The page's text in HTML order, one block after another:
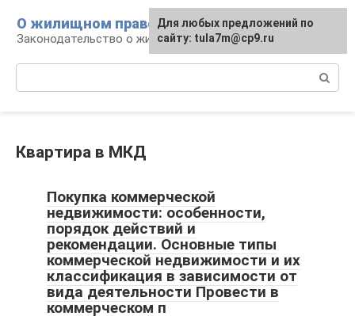
контенту
О жилищном праве
Законодательство о жилье и земле
Квартира в МКД
Покупка коммерческой
недвижимости: особенности,
порядок действий и
рекомендации. Основные типы
коммерческой недвижимости и их
классификация в зависимости от
вида деятельности Провести в
коммерческом п
Для любых предложений по
сайту: tula7m@cp9.ru